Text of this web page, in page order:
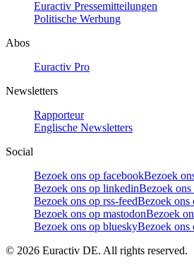
Euractiv Pressemitteilungen
Politische Werbung
Abos
Euractiv Pro
Newsletters
Rapporteur
Englische Newsletters
Social
Bezoek ons op facebookBezoek
Bezoek ons op linkedinBezoek
Bezoek ons op rss-feedBezoek ons
Bezoek ons op mastodonBezoek
Bezoek ons op blueskyBezoek ons
© 2026 Euractiv DE. All rights reserved.